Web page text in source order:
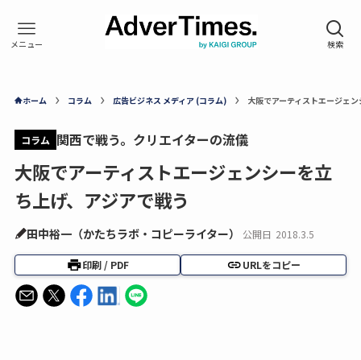
ホーム コラム 広告ビジネス メディア (コラム) 大阪でアーティストエージェ
コラム 関西で戦う。クリエイターの流儀
大阪でアーティストエージェンシーを立
ち上げ、アジアで戦う
田中裕一（かたちラボ・コピーライター） 公開日 2018.3.5
印刷 / PDF URLをコピー